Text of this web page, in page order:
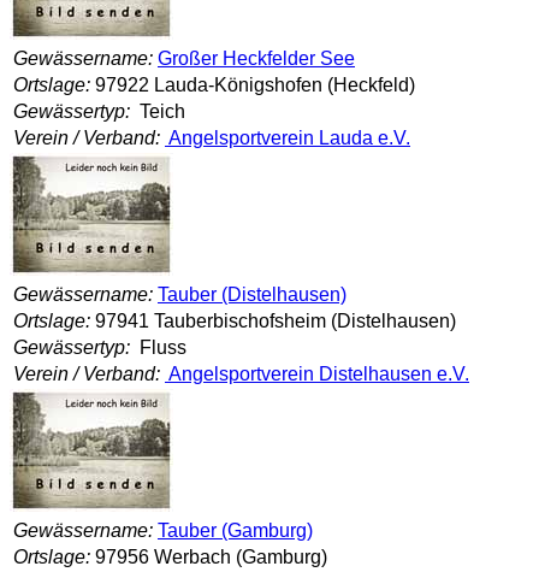
Gewässername: Großer Heckfelder See
Ortslage: 97922 Lauda-Königshofen (Heckfeld)
Gewässertyp: Teich
Verein / Verband: Angelsportverein Lauda e.V.
Gewässername: Tauber (Distelhausen)
Ortslage: 97941 Tauberbischofsheim (Distelhausen)
Gewässertyp: Fluss
Verein / Verband: Angelsportverein Distelhausen e.V.
Gewässername: Tauber (Gamburg)
Ortslage: 97956 Werbach (Gamburg)